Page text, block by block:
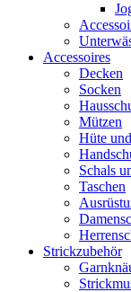
Accessoires
Decken
Socken
Mützen
Hüte
Schals
Taschen
Strickzubehör